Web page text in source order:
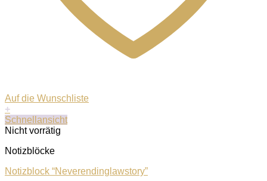
Auf die Wunschliste
+
Schnellansicht
Nicht vorrätig
Notizblöcke
Notizblock “Neverendinglawstory”